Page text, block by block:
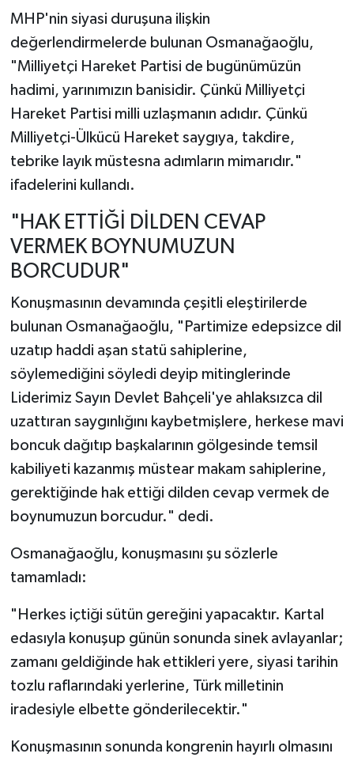
MHP'nin siyasi duruşuna ilişkin
değerlendirmelerde bulunan Osmanağaoğlu,
"Milliyetçi Hareket Partisi de bugünümüzün
hadimi, yarınımızın banisidir. Çünkü Milliyetçi
Hareket Partisi milli uzlaşmanın adıdır. Çünkü
Milliyetçi-Ülkücü Hareket saygıya, takdire,
tebrike layık müstesna adımların mimarıdır."
ifadelerini kullandı.
"HAK ETTİĞİ DİLDEN CEVAP
VERMEK BOYNUMUZUN
BORCUDUR"
Konuşmasının devamında çeşitli eleştirilerde
bulunan Osmanağaoğlu, "Partimize edepsizce dil
uzatıp haddi aşan statü sahiplerine,
söylemediğini söyledi deyip mitinglerinde
Liderimiz Sayın Devlet Bahçeli'ye ahlaksızca dil
uzattıran saygınlığını kaybetmişlere, herkese mavi
boncuk dağıtıp başkalarının gölgesinde temsil
kabiliyeti kazanmış müstear makam sahiplerine,
gerektiğinde hak ettiği dilden cevap vermek de
boynumuzun borcudur." dedi.
Osmanağaoğlu, konuşmasını şu sözlerle
tamamladı:
"Herkes içtiği sütün gereğini yapacaktır. Kartal
edasıyla konuşup günün sonunda sinek avlayanlar;
zamanı geldiğinde hak ettikleri yere, siyasi tarihin
tozlu raflarındaki yerlerine, Türk milletinin
iradesiyle elbette gönderilecektir."
Konuşmasının sonunda kongrenin hayırlı olmasını